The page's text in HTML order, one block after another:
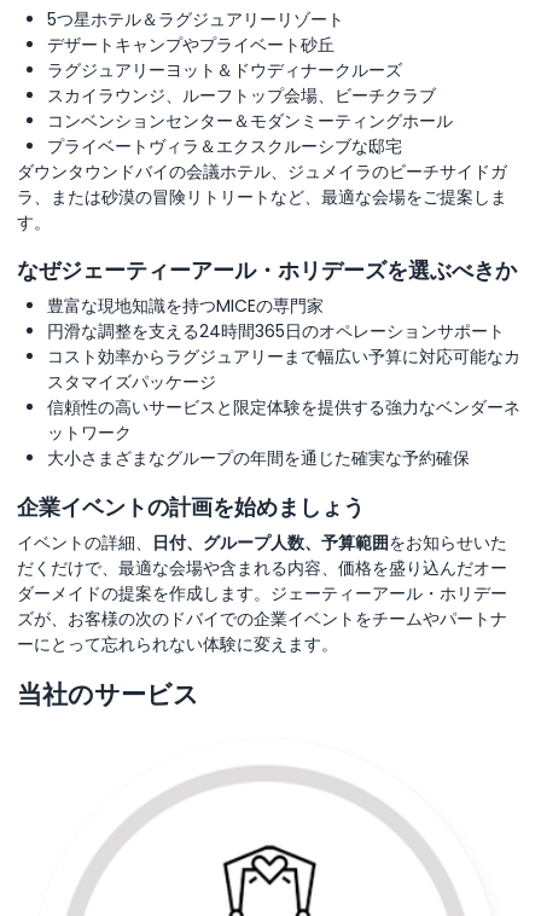
5つ星ホテル＆ラグジュアリーリゾート
デザートキャンプやプライベート砂丘
ラグジュアリーヨット＆ドウディナークルーズ
スカイラウンジ、ルーフトップ会場、ビーチクラブ
コンベンションセンター＆モダンミーティングホール
プライベートヴィラ＆エクスクルーシブな邸宅
ダウンタウンドバイの会議ホテル、ジュメイラのビーチサイドガ
ラ、または砂漠の冒険リトリートなど、最適な会場をご提案しま
す。
なぜジェーティーアール・ホリデーズを選ぶべきか
豊富な現地知識を持つMICEの専門家
円滑な調整を支える24時間365日のオペレーションサポート
コスト効率からラグジュアリーまで幅広い予算に対応可能なカ
スタマイズパッケージ
信頼性の高いサービスと限定体験を提供する強力なベンダーネ
ットワーク
大小さまざまなグループの年間を通じた確実な予約確保
企業イベントの計画を始めましょう
イベントの詳細、 日付、グループ人数、予算範囲をお知らせいた
だくだけで、最適な会場や含まれる内容、価格を盛り込んだオー
ダーメイドの提案を作成します。ジェーティーアール・ホリデー
ズが、お客様の次のドバイでの企業イベントをチームやパートナ
ーにとって忘れられない体験に変えます。
当社のサービス